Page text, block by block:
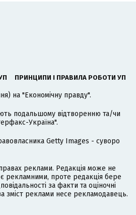
ПРИНЦИПИ І ПРАВИЛА РОБОТИ УП
на "Економічну правду".
подальшому відтворенню та/чи
Україна".
Getty Images - суворо
реклами. Редакція може не
рекламними, проте редакція бере
за факти та оціночні
зміст реклами несе рекламодавець.